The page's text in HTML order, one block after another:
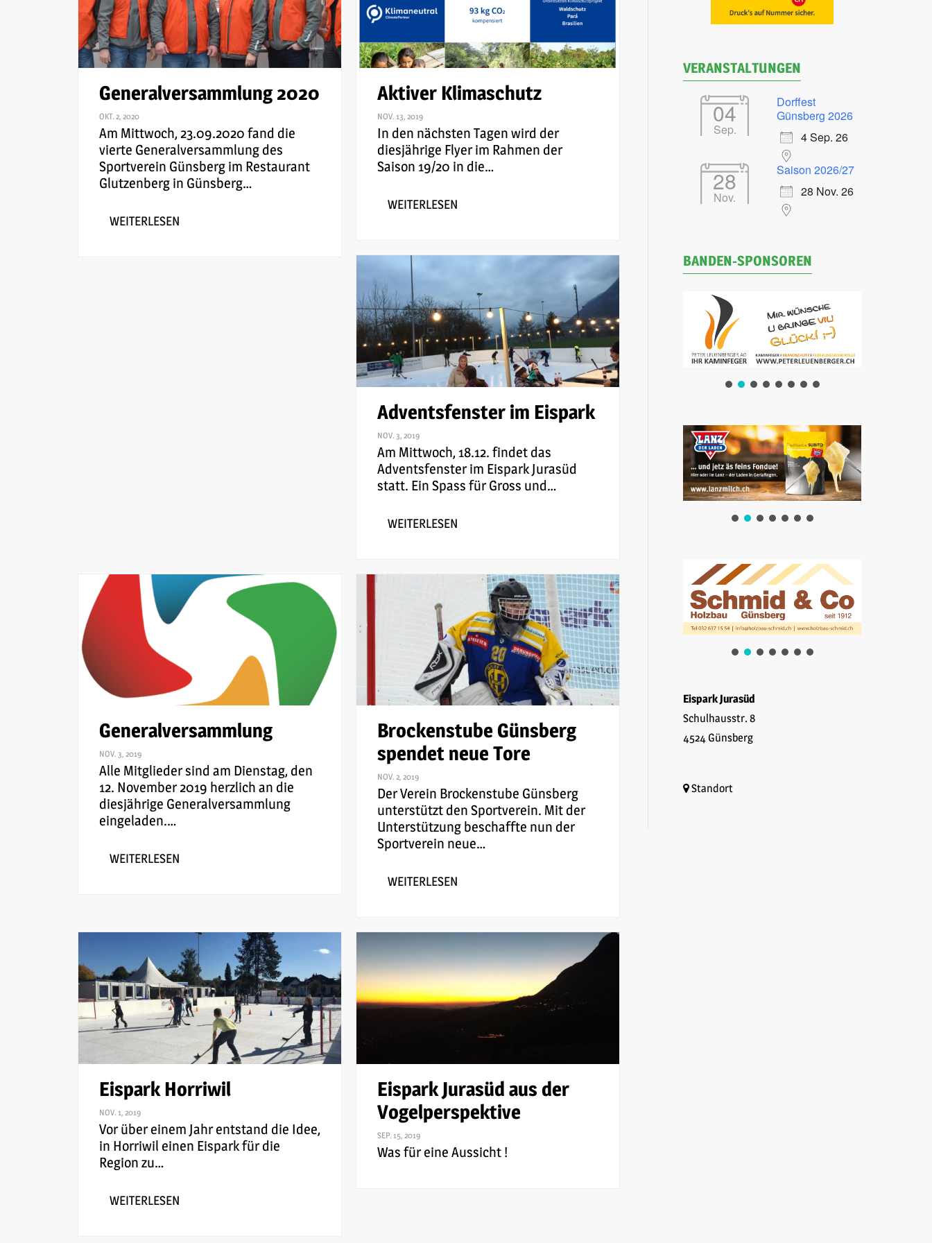
Generalversammlung 2020
OKT. 2, 2020
Am Mittwoch, 23.09.2020 fand die
vierte Generalversammlung des
Sportverein Günsberg im Restaurant
Glutzenberg in Günsberg…
WEITERLESEN
Aktiver Klimaschutz
NOV. 13, 2019
In den nächsten Tagen wird der
diesjährige Flyer im Rahmen der
Saison 19/20 in die…
WEITERLESEN
Adventsfenster im Eispark
NOV. 3, 2019
Am Mittwoch, 18.12. findet das
Adventsfenster im Eispark Jurasüd
statt. Ein Spass für Gross und…
WEITERLESEN
Generalversammlung
NOV. 3, 2019
Alle Mitglieder sind am Dienstag, den
12. November 2019 herzlich an die
diesjährige Generalversammlung
eingeladen.…
WEITERLESEN
Brockenstube Günsberg
spendet neue Tore
NOV. 2, 2019
Der Verein Brockenstube Günsberg
unterstützt den Sportverein. Mit der
Unterstützung beschaffte nun der
Sportverein neue…
WEITERLESEN
Eispark Horriwil
NOV. 1, 2019
Vor über einem Jahr entstand die Idee,
in Horriwil einen Eispark für die
Region zu…
WEITERLESEN
Eispark Jurasüd aus der
Vogelperspektive
SEP. 15, 2019
Was für eine Aussicht !
VERANSTALTUNGEN
04
Sep.
Dorffest
Günsberg 2026
4 Sep. 26
28
Nov.
Saison 2026/27
28 Nov. 26
BANDEN-SPONSOREN
Eispark Jurasüd
Schulhausstr. 8
4524 Günsberg
Standort